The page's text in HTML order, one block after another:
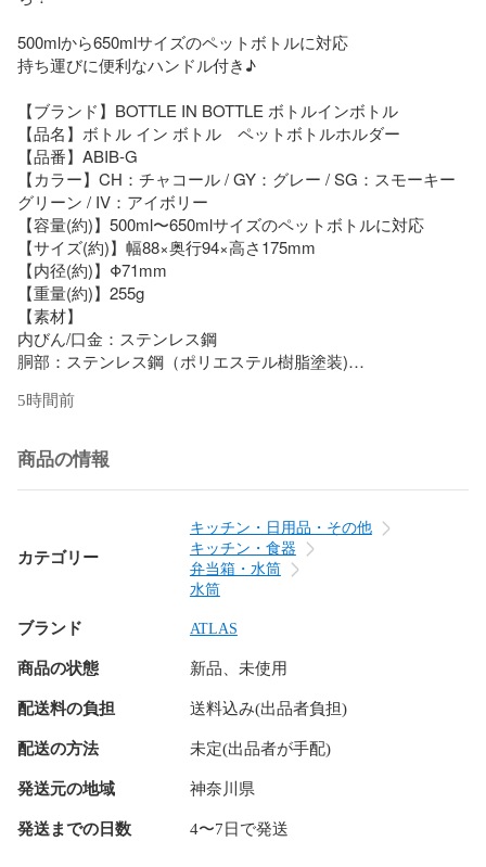
500mlから650mlサイズのペットボトルに対応
持ち運びに便利なハンドル付き♪
【ブランド】BOTTLE IN BOTTLE ボトルインボトル
【品名】ボトル イン ボトル　ペットボトルホルダー
【品番】ABIB-G
【カラー】CH：チャコール / GY：グレー / SG：スモーキー
グリーン / IV：アイボリー
【容量(約)】500ml〜650mlサイズのペットボトルに対応
【サイズ(約)】幅88×奥行94×高さ175mm
【内径(約)】Φ71mm
【重量(約)】255g
【素材】
内びん/口金：ステンレス鋼
胴部：ステンレス鋼（ポリエステル樹脂塗装)
ストラップ：ポリエステル
※ペットボトルの形状によっては使用できない場合がありま
す。
KEY： アトラス メーカー直販店 メーカー公式 ペットボトル
クーラー 真空断熱 魔法瓶 水筒 炭酸飲料 スポーツ飲料 スポー
ツドリンク 保冷 保温 男性 女性 シンプル かわいい おしゃれ
の日 新生活 新入学
5時間前
商品の情報
カテゴリー
キッチン・日用品・その他
キッチン・食器
弁当箱・水筒
水筒
ブランド ATLAS
商品の状態 新品、未使用
配送料の負担 送料込み(出品者負担)
配送の方法 未定(出品者が手配)
発送元の地域 神奈川県
発送までの日数 4〜7日で発送